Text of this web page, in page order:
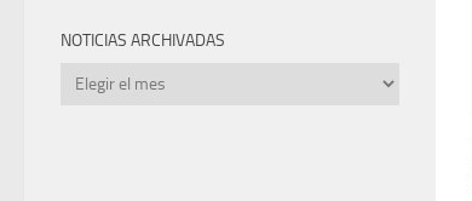
NOTICIAS ARCHIVADAS
Noticias